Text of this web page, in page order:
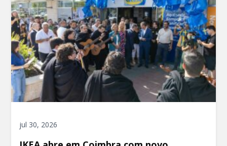
jul 30, 2026